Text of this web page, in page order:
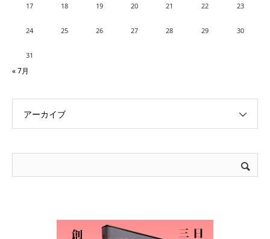
17 18 19 20 21 22 23
24 25 26 27 28 29 30
31
« 7月
アーカイブ